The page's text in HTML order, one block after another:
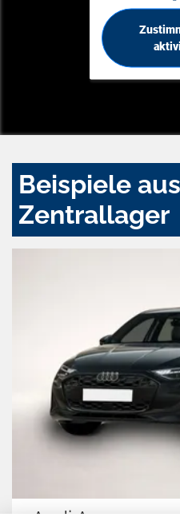
Beispiele
Zentrallager